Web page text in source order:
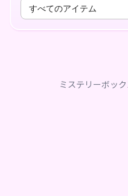
すべてのアイテム
ミステリーボッ